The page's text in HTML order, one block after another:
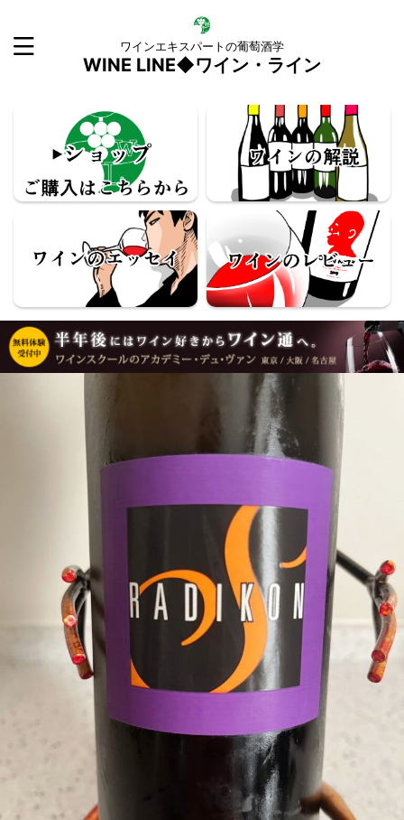
ワインエキスパートの葡萄酒学
WINE LINE◆ワイン・ライン